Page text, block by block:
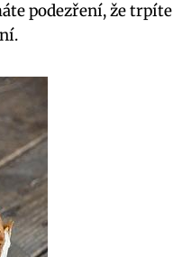
podezření, že trpíte